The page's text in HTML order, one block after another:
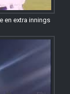
en extra innings